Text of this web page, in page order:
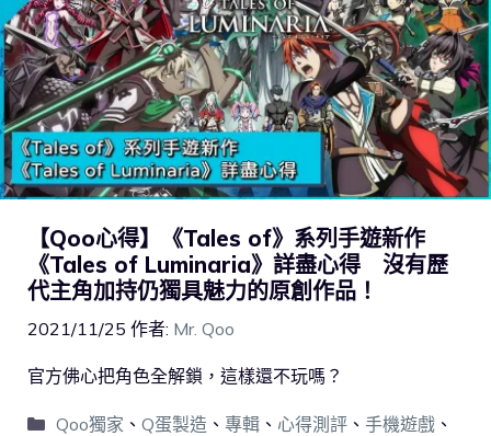
【Qoo心得】《Tales of》系列手遊新作
《Tales of Luminaria》詳盡心得 沒有歷
代主角加持仍獨具魅力的原創作品！
2021/11/25 作者: Mr. Qoo
官方佛心把角色全解鎖，這樣還不玩嗎？
Qoo獨家 、 Q蛋製造 、 專輯、 心得測評、 手機遊戲、